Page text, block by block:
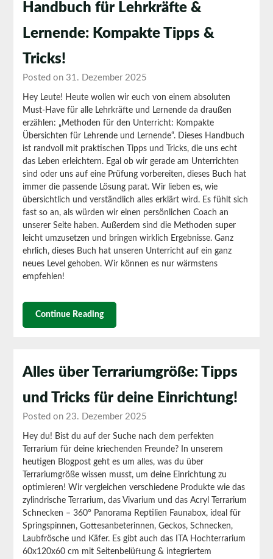
Handbuch für Lehrkräfte &
Lernende: Kompakte Tipps &
Tricks!
Posted on 31. Dezember 2025
Hey Leute! Heute wollen wir euch von einem absoluten
Must-Have für alle Lehrkräfte und Lernende da draußen
erzählen: „Methoden für den Unterricht: Kompakte
Übersichten für Lehrende und Lernende“. Dieses Handbuch
ist randvoll mit praktischen Tipps und Tricks, die uns echt
das Leben erleichtern. Egal ob wir gerade am Unterrichten
sind oder uns auf eine Prüfung vorbereiten, dieses Buch hat
immer die passende Lösung parat. Wir lieben es, wie
übersichtlich und verständlich alles erklärt wird. Es fühlt sich
fast so an, als würden wir einen persönlichen Coach an
unserer Seite haben. Außerdem sind die Methoden super
leicht umzusetzen und bringen wirklich Ergebnisse. Ganz
ehrlich, dieses Buch hat unseren Unterricht auf ein ganz
neues Level gehoben. Wir können es nur wärmstens
empfehlen!
Continue Reading
Alles über Terrariumgröße: Tipps
und Tricks für deine Einrichtung!
Posted on 23. Dezember 2025
Hey du! Bist du auf der Suche nach dem perfekten
Terrarium für deine kriechenden Freunde? In unserem
heutigen Blogpost geht es um alles, was du über
Terrariumgröße wissen musst, um deine Einrichtung zu
optimieren! Wir vergleichen verschiedene Produkte wie das
zylindrische Terrarium, das Vivarium und das Acryl Terrarium
Schnecken – 360° Panorama Reptilien Faunabox, ideal für
Springspinnen, Gottesanbeterinnen, Geckos, Schnecken,
Laubfrösche und Käfer. Es gibt auch das ITA Hochterrarium
60x120x60 cm mit Seitenbelüftung & integriertem